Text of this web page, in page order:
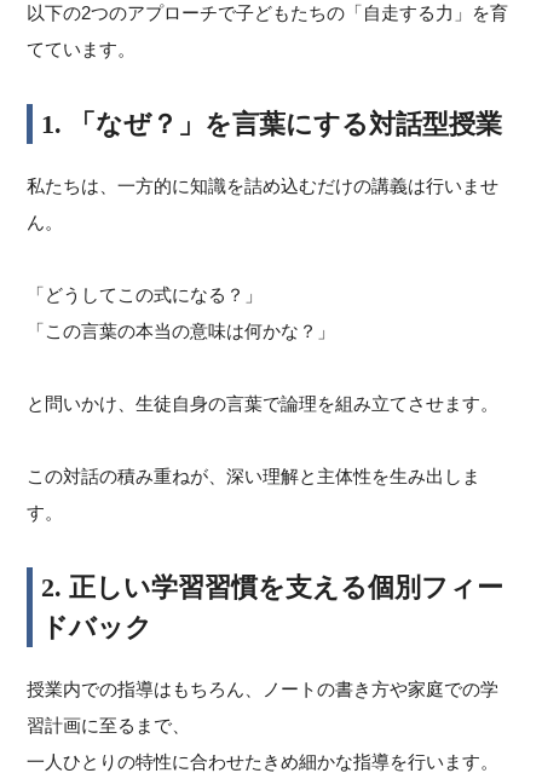
以下の2つのアプローチで子どもたちの「自走する力」を育
てています。
1. 「なぜ？」を言葉にする対話型授業
私たちは、一方的に知識を詰め込むだけの講義は行いませ
ん。
「どうしてこの式になる？」
「この言葉の本当の意味は何かな？」
と問いかけ、生徒自身の言葉で論理を組み立てさせます。
この対話の積み重ねが、深い理解と主体性を生み出しま
す。
2. 正しい学習習慣を支える個別フィー
ドバック
授業内での指導はもちろん、ノートの書き方や家庭での学
習計画に至るまで、
一人ひとりの特性に合わせたきめ細かな指導を行います。